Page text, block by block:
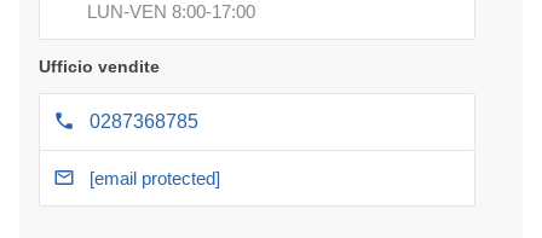
LUN-VEN 8:00-17:00
Ufficio vendite
0287368785
[email protected]